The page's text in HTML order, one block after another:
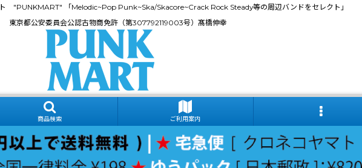
"PUNKMART" 「Melodic~Pop Punk~Ska/Skacore~Crack Rock Steady等の周辺バンドをセレクト」
東京都公安委員会公認古物商免許（第307792119003号）髙橋伸幸
商品検索 ご利用案内